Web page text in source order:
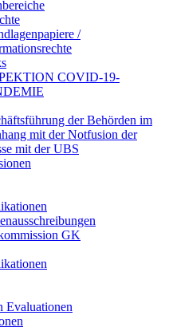
/
COVID-19-
der Behörden im
mit der Notfusion der
mit der UBS
GK
Evaluationen